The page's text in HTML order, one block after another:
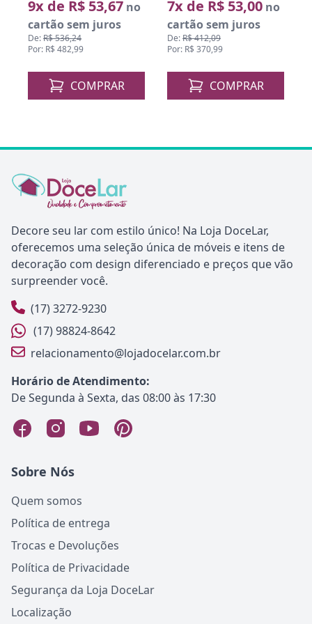
9x de R$ 53,67 no
cartão sem juros
De:R$ 536,24
Por: R$ 482,99
COMPRAR
7x de R$ 53,00 no
cartão sem juros
De:R$ 412,09
Por: R$ 370,99
COMPRAR
Decore seu lar com estilo único! Na Loja DoceLar,
oferecemos uma seleção única de móveis e itens de
decoração com design diferenciado e preços que vão
surpreender você.
(17) 3272-9230
(17) 98824-8642
relacionamento@lojadocelar.com.br
Horário de Atendimento:
De Segunda à Sexta, das 08:00 às 17:30
Sobre Nós
Quem somos
Política de entrega
Trocas e Devoluções
Política de Privacidade
Segurança da Loja DoceLar
Localização